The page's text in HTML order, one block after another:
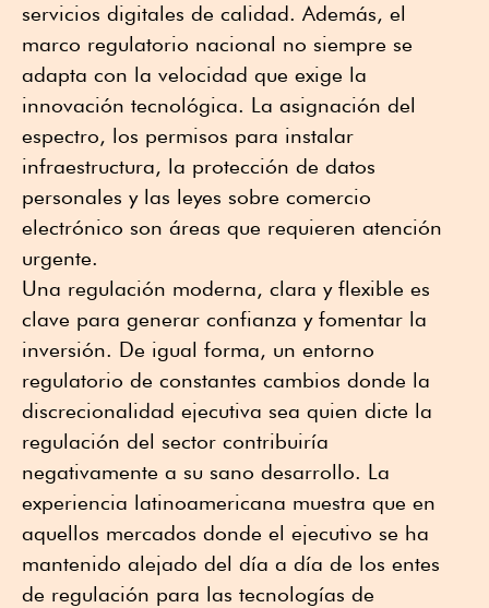
servicios digitales de calidad. Además, el
marco regulatorio nacional no siempre se
adapta con la velocidad que exige la
innovación tecnológica. La asignación del
espectro, los permisos para instalar
infraestructura, la protección de datos
personales y las leyes sobre comercio
electrónico son áreas que requieren atención
urgente.
Una regulación moderna, clara y flexible es
clave para generar confianza y fomentar la
inversión. De igual forma, un entorno
regulatorio de constantes cambios donde la
discrecionalidad ejecutiva sea quien dicte la
regulación del sector contribuiría
negativamente a su sano desarrollo. La
experiencia latinoamericana muestra que en
aquellos mercados donde el ejecutivo se ha
mantenido alejado del día a día de los entes
de regulación para las tecnologías de